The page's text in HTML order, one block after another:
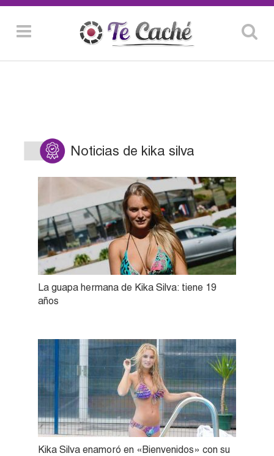
Noticias de kika silva
La guapa hermana de Kika Silva: tiene 19
años
Kika Silva enamoró en «Bienvenidos» con su